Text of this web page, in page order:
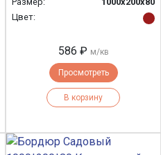
Цвет:
586 ₽ м/кв
Просмотреть
В корзину